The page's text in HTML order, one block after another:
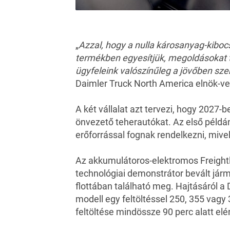
„Azzal, hogy a nulla károsanyag-
termékben egyesítjük,
ügyfeleink valószínűleg a jövőben
Daimler Truck North America elnök-
A két vállalat azt tervezi, hogy 2027-
önvezető teherautókat. Az első
erőforrással fognak rendelkezni,
Az akkumulátoros-elektromos
technológiai demonstrátor bevált
flottában található meg. Hajtásáról a
modell egy feltöltéssel 250, 355
feltöltése mindössze 90 perc alatt